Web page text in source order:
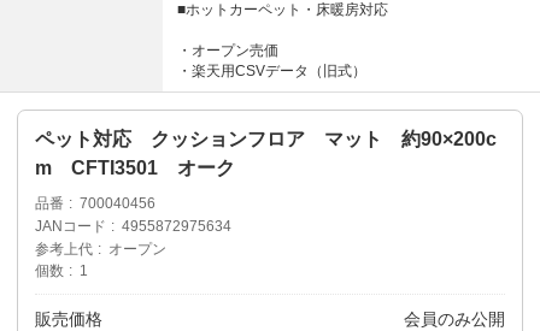
■ホットカーペット・床暖房対応
・オープン売価
・楽天用CSVデータ（旧式）
ペット対応 クッションフロア マット 約90×200c
m CFTI3501 オーク
品番
700040456
JANコード
4955872975634
参考上代
オープン
個数
1
販売価格 会員のみ公開